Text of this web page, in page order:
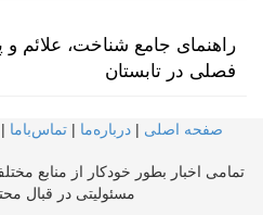
راهنمای جامع شناخت، علائم
فصلی در تابستان
صفحه اصلی | درباره‌ما | تماس‌با‌ما |
تمامی اخبار بطور خودکار از منابع
مسئولیتی در قبال